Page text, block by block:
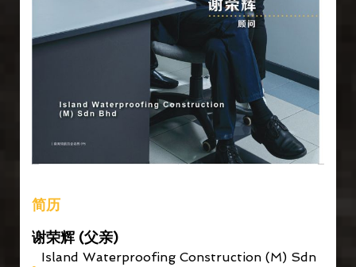
简历
谢荣辉 (父亲)
Island Waterproofing Construction (M) Sdn